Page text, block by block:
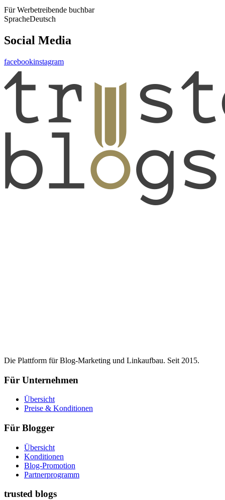
Für Werbetreibende buchbar
SpracheDeutsch
Social Media
facebookinstagram
Die Plattform für Blog-Marketing und Linkaufbau. Seit 2015.
Für Unternehmen
Übersicht
Preise & Konditionen
Für Blogger
Übersicht
Konditionen
Blog-Promotion
Partnerprogramm
trusted blogs